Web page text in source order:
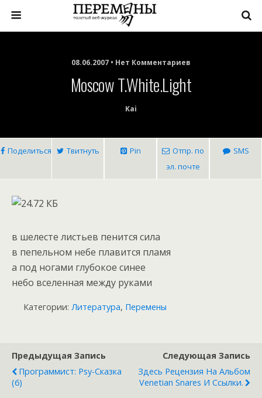
08.06.2007 • Нет Комментариев
Moscow T.white.light
Kai
Поделиться Твитнуть Pin
Отпр. по
эл. почте
SMS
в шелесте листьев пенится сила
в пепельном небе плавится пламя
а под ногами глубокое синее
небо вселенная между руками
Категории: Литература, Перемены
Предыдущая Запись
Программист: Psy-Сказка
(6)
Следующая Запись
Здесь Рецензия На Альбом
Venetian Snares И Ссылки.